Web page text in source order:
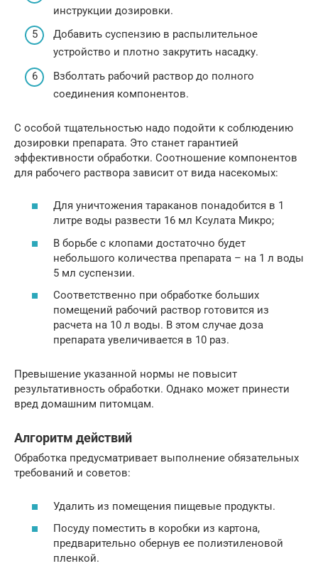
инструкции дозировки.
Добавить суспензию в распылительное
устройство и плотно закрутить насадку.
Взболтать рабочий раствор до полного
соединения компонентов.
С особой тщательностью надо подойти к соблюдению
дозировки препарата. Это станет гарантией
эффективности обработки. Соотношение компонентов
для рабочего раствора зависит от вида насекомых:
Для уничтожения тараканов понадобится в 1
литре воды развести 16 мл Ксулата Микро;
В борьбе с клопами достаточно будет
небольшого количества препарата – на 1 л воды
5 мл суспензии.
Соответственно при обработке больших
помещений рабочий раствор готовится из
расчета на 10 л воды. В этом случае доза
препарата увеличивается в 10 раз.
Превышение указанной нормы не повысит
результативность обработки. Однако может принести
вред домашним питомцам.
Алгоритм действий
Обработка предусматривает выполнение обязательных
требований и советов:
Удалить из помещения пищевые продукты.
Посуду поместить в коробки из картона,
предварительно обернув ее полиэтиленовой
пленкой.